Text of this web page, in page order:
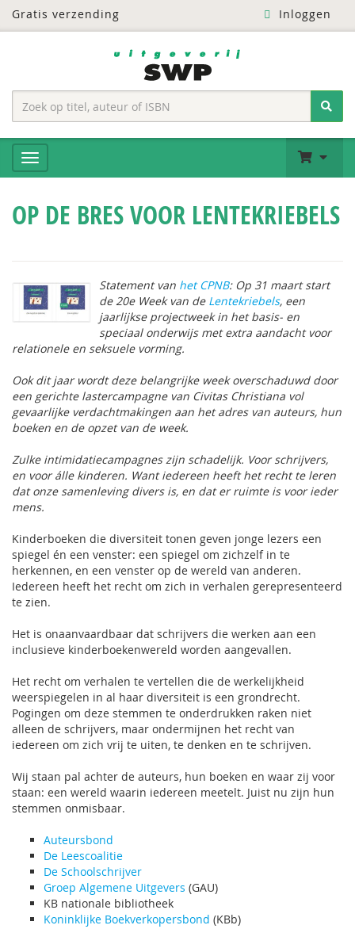
Gratis verzending Inloggen
OP DE BRES VOOR LENTEKRIEBELS
Statement van het CPNB: Op 31 maart start
de 20e Week van deLentekriebels, een
jaarlijkse projectweek in het basis- en
speciaal onderwijs met extra aandacht voor
relationele en seksuele vorming.
Ook dit jaar wordt deze belangrijke week overschaduwd door
een gerichte lastercampagne van Civitas Christiana vol
gevaarlijke verdachtmakingen aan het adres van auteurs, hun
boeken en de opzet van de week.
Zulke intimidatiecampagnes zijn schadelijk. Voor schrijvers,
en voor álle kinderen. Want iedereen heeft het recht te leren
dat onze samenleving divers is, en dat er ruimte is voor ieder
mens.
Kinderboeken die diversiteit tonen geven jonge lezers een
spiegel én een venster: een spiegel om zichzelf in te
herkennen, en een venster op de wereld van anderen.
Iedereen heeft het recht om zich in verhalen gerepresenteerd
te zien.
Het is onaanvaardbaar dat schrijvers die werken aan een
inclusieve kinderboekenwereld worden aangevallen.
Het recht om verhalen te vertellen die de werkelijkheid
weerspiegelen in al haar diversiteit is een grondrecht.
Pogingen om deze stemmen te onderdrukken raken niet
alleen de schrijvers, maar ondermijnen het recht van
iedereen om zich vrij te uiten, te denken en te schrijven.
Wij staan pal achter de auteurs, hun boeken en waar zij voor
staan: een wereld waarin iedereen meetelt. Juist nu zijn hun
stemmen onmisbaar.
Auteursbond
De Leescoalitie
De Schoolschrijver
Groep Algemene Uitgevers (GAU)
KB nationale bibliotheek
Koninklijke Boekverkopersbond (KBb)